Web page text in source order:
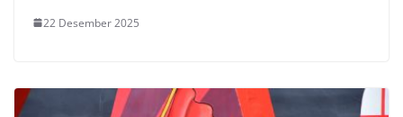
22 Desember 2025